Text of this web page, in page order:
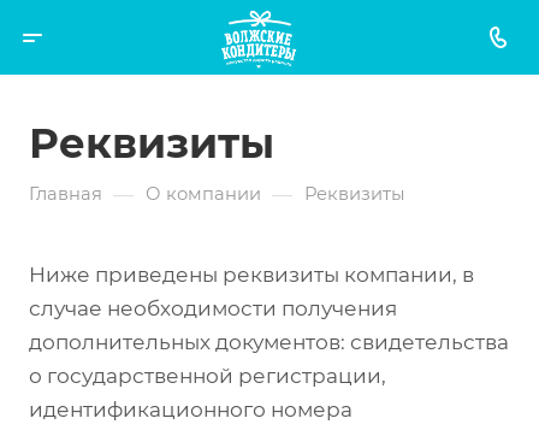
Реквизиты
Главная — О компании — Реквизиты
Ниже приведены реквизиты компании, в
случае необходимости получения
дополнительных документов: свидетельства
о государственной регистрации,
идентификационного номера